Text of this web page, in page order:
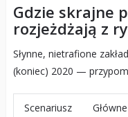
Gdzie skrajne
rozjeżdżają z
Słynne, nietrafione
(koniec) 2020 —
Scenariusz